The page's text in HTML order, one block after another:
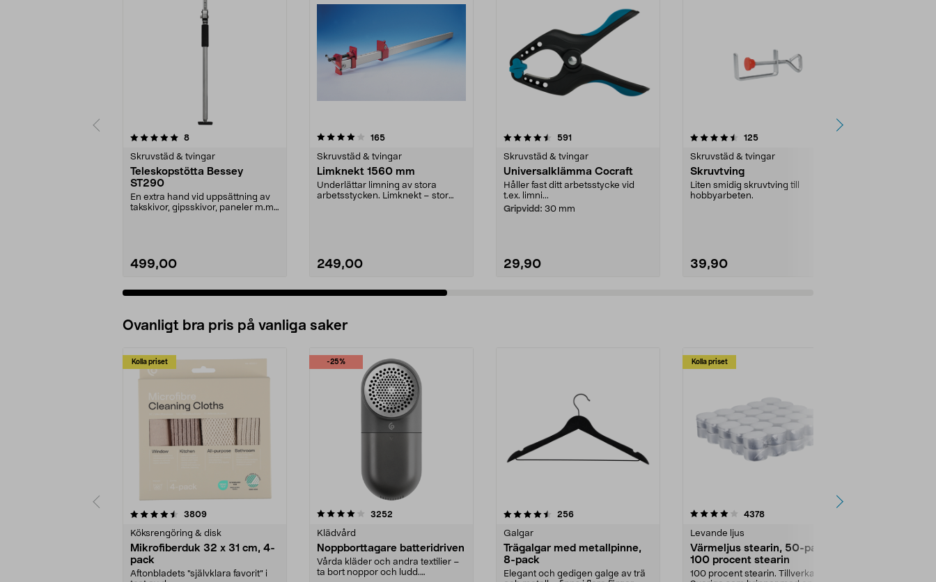
8recensioner
Skruvstäd & tvingar
Teleskopstötta Bessey
ST290
En extra hand vid uppsättning av
takskivor, gipsskivor, paneler m.m.
499,00
4.0 av 5 stjärnor 165recensioner
Skruvstäd & tvingar
Limknekt 1560 mm
Underlättar limning av stora
arbetsstycken. Limknekt – stor
249,00
4.5 av 5 stjärnor 591
Skruvstäd & tvingar
Universalklämma Cocraft
Håller fast ditt arbetsstycke vid
t.ex. limni...
Gripvidd: 30 mm
29,90
4.5 av 5 stjärnor 125recensioner
Skruvstäd & tvingar
Skruvtving
Liten smidig skruvtving till
hobbyarbeten.
39,90
4.5 av 5 stjärnor
Ovanligt bra pris på vanliga saker
Kolla priset
3809recensioner
Köksrengöring & disk
Mikrofiberduk 32 x 31 cm, 4-
pack
Aftonbladets "självklara favorit” i
-25%
4.0av 5 stjärnor 3252
Klädvård
Noppborttagare batteridriven
Vårda kläder och andra textilier –
ta bort noppor och ludd.
4.5av 5 stjärnor 256recensioner
Galgar
Trägalgar med metallpinne,
8-pack
Elegant och gedigen galge av trä
Kolla priset
4.0av 5 stjärnor 4378recensioner
Levande ljus
Värmeljus stearin, 50-pack,
100 procent stearin
100 procent stearin. Tillverkade i
4.5av 5 stjärnor